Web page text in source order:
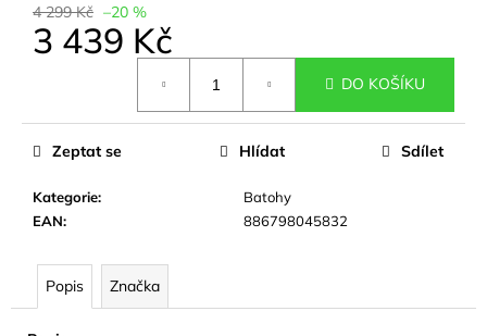
4 299 Kč –20 %
3 439 Kč
DO KOŠÍKU
Kategorie:
Batohy
EAN: 886798045832
Zeptat se Hlídat Sdílet
Popis Značka
D
o
r
u
u
m